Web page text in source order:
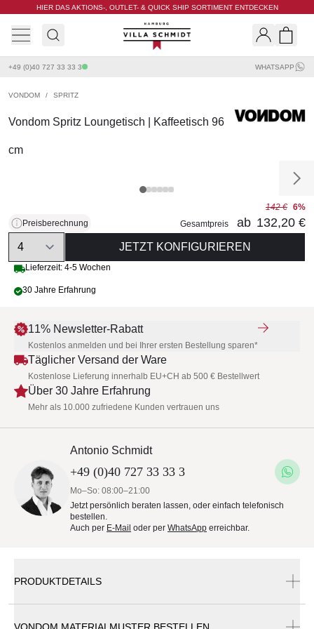
HIER DAS AKTIONS-, OUTLET- & QUICK SHIP SORTIMENT ENTDECKEN
Villa Schmidt
+49 (0)40 727 33 33 3 WHATSAPP
VONDOM / SPRITZ
Vondom Spritz Loungetisch | Kaffeetisch 96
cm
Preisberechnung
142 € 6%
Gesamtpreis
ab 132,20 €
Quantity
JETZT KONFIGURIEREN
Lieferzeit: 4-5 Wochen
30 Jahre Erfahrung
11% Newsletter-Rabatt
Kostenlos anmelden und bei Ihrer ersten Bestellung sparen*
Täglicher Versand der Ware
Kostenlose Lieferung innerhalb EU+CH ab 500 € Bestellwert
Über 30 Jahre Erfahrung
Mehr als 10.000 zufriedene Kunden vertrauen uns
Antonio Schmidt
+49 (0)40 727 33 33 3
Mo–So: 08:00–21:00
Jetzt persönlich beraten lassen, oder einfach telefonisch
bestellen.
Auch per E-Mail oder per WhatsApp erreichbar.
PRODUKTDETAILS
VONDOM MATERIALMUSTER BESTELLEN